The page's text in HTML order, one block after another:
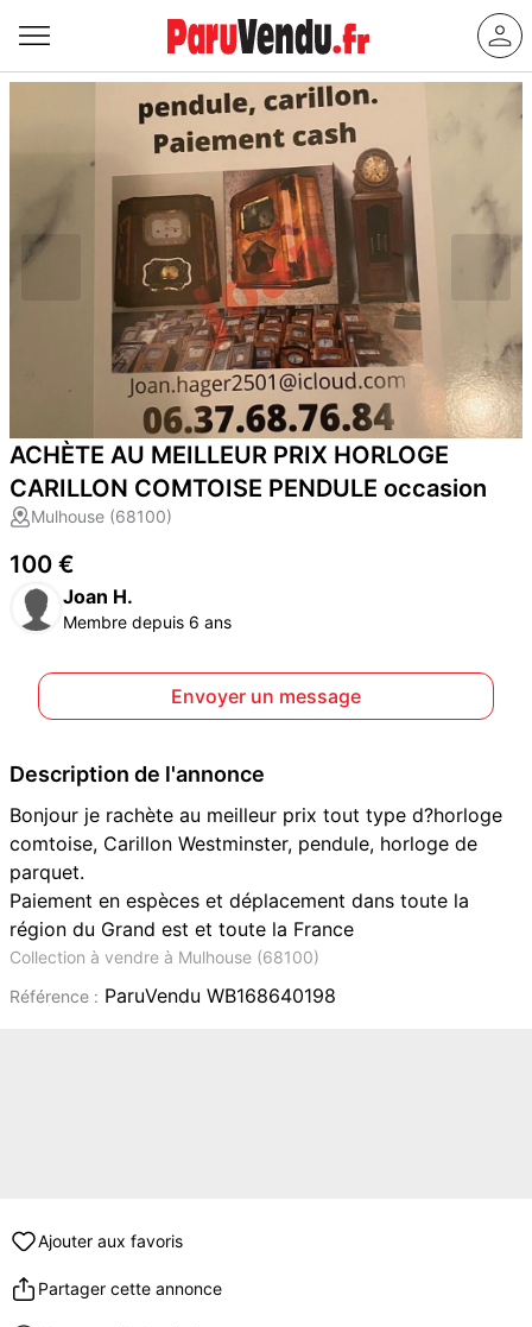
ACHÈTE AU MEILLEUR PRIX HORLOGE
CARILLON COMTOISE PENDULE occasion
Mulhouse (68100)
100 €
Joan H.
Membre depuis 6 ans
Envoyer un message
Description de l'annonce
Bonjour je rachète au meilleur prix tout type d?horloge
comtoise, Carillon Westminster, pendule, horloge de
parquet.
Paiement en espèces et déplacement dans toute la
région du Grand est et toute la France
Collection à vendre à Mulhouse (68100)
Référence : ParuVendu WB168640198
Ajouter aux favoris
Partager cette annonce